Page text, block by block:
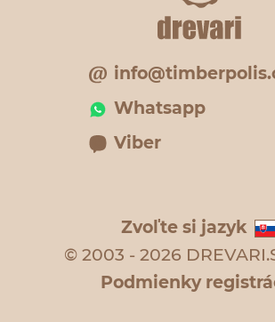
Whatsapp
Viber
Zvoľte si jazyk
© 2003 - 2026
Podmienky